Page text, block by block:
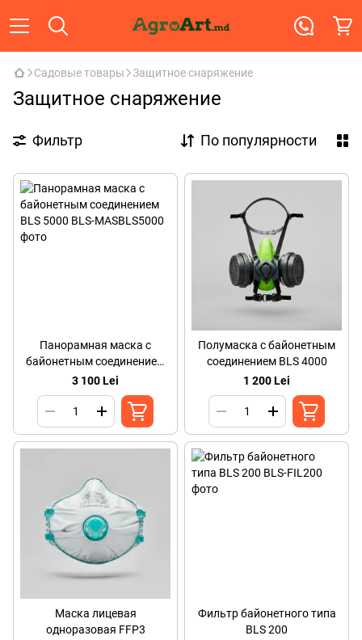
Садовые товары Защитное снаряжение
Защитное снаряжение
Фильтр По популярности
Панорамная маска с
байонетным соединением
BLS 5000
3 100 Lei
Полумаска с байонетным
соединением BLS 4000
1 200 Lei
Маска лицевая
одноразовая FFP3
Фильтр байонетного типа
BLS 200